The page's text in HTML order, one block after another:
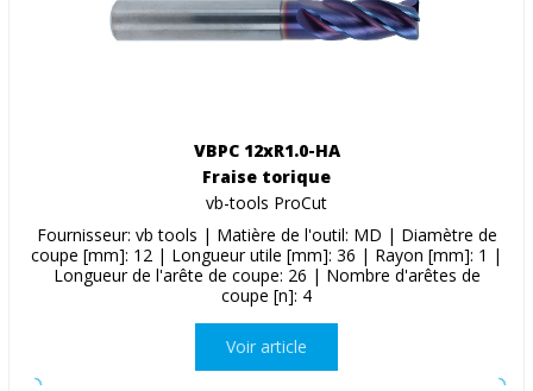
VBPC 12xR1.0-HA
Fraise torique
vb-tools ProCut
Fournisseur: vb tools | Matière de l'outil: MD | Diamètre de
coupe [mm]: 12 | Longueur utile [mm]: 36 | Rayon [mm]: 1 |
Longueur de l'arête de coupe: 26 | Nombre d'arêtes de
coupe [n]: 4
Voir article